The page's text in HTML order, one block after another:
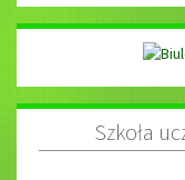
Szkoła